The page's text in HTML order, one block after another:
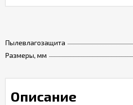
Пылевлагозащита
Размеры, мм
Описание